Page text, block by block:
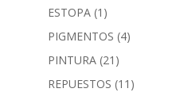
ESTOPA (1)
PIGMENTOS (4)
PINTURA (21)
REPUESTOS (11)